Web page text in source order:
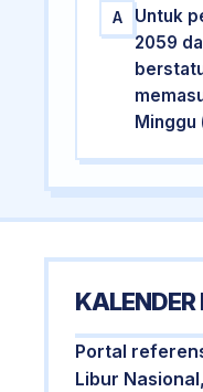
A
Untuk
2059
Minggu
Portal
Libur